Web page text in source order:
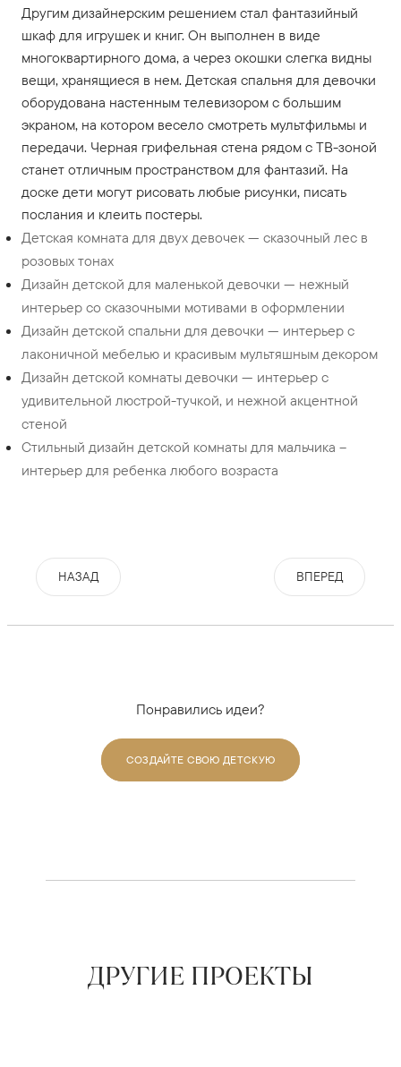
Другим дизайнерским решением стал фантазийный
шкаф для игрушек и книг. Он выполнен в виде
многоквартирного дома, а через окошки слегка видны
вещи, хранящиеся в нем. Детская спальня для девочки
оборудована настенным телевизором с большим
экраном, на котором весело смотреть мультфильмы и
передачи. Черная грифельная стена рядом с ТВ-зоной
станет отличным пространством для фантазий. На
доске дети могут рисовать любые рисунки, писать
послания и клеить постеры.
Детская комната для двух девочек — сказочный лес в
розовых тонах
Дизайн детской для маленькой девочки — нежный
интерьер со сказочными мотивами в оформлении
Дизайн детской спальни для девочки — интерьер с
лаконичной мебелью и красивым мультяшным декором
Дизайн детской комнаты девочки — интерьер с
удивительной люстрой-тучкой, и нежной акцентной
стеной
Стильный дизайн детской комнаты для мальчика –
интерьер для ребенка любого возраста
НАЗАД ВПЕРЕД
Понравились идеи?
СОЗДАЙТЕ СВОЮ ДЕТСКУЮ
ДРУГИЕ ПРОЕКТЫ